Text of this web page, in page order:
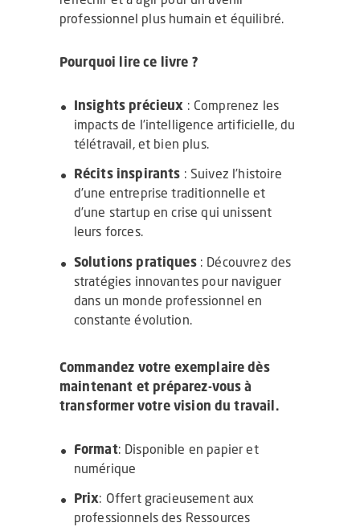
professionnel plus humain et équilibré.
Pourquoi lire ce livre ?
Insights précieux : Comprenez les
impacts de l’intelligence artificielle, du
télétravail, et bien plus.
Récits inspirants : Suivez l’histoire
d’une entreprise traditionnelle et
d’une startup en crise qui unissent
leurs forces.
Solutions pratiques: Découvrez des
stratégies innovantes pour naviguer
dans un monde professionnel en
constante évolution.
Commandez votre exemplaire dès
maintenant et préparez-vous à
transformer votre vision du travail.
Format: Disponible en papier et
numérique
Prix: Offert gracieusement aux
professionnels des Ressources